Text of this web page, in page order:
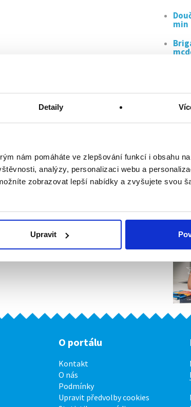
Detaily
nám pomáháte ve zlepšování funkcí i obsahu
analýzy, personalizaci webu a
zobrazovat lepší nabídky a zvyšujete svou
Upravit
min
O portálu
Kontakt
O nás
Podmínky
Upravit předvolby cookies